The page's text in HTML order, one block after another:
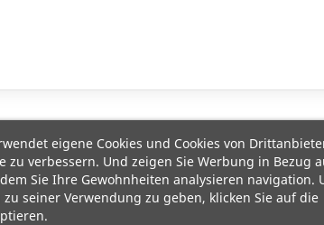
eigene Cookies und Cookies von
zu verbessern. Und zeigen Sie Werbung in Bezug
Sie Ihre Gewohnheiten analysieren navigation.
seiner Verwendung zu geben, klicken Sie auf die